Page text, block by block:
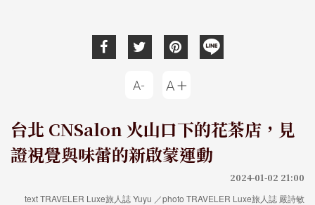
台北 CNSalon 火山口下的花茶店，見
證視覺與味蕾的新啟蒙運動
2024-01-02 21:00
text TRAVELER Luxe旅人誌 Yuyu ／photo TRAVELER Luxe旅人誌 嚴詩敏